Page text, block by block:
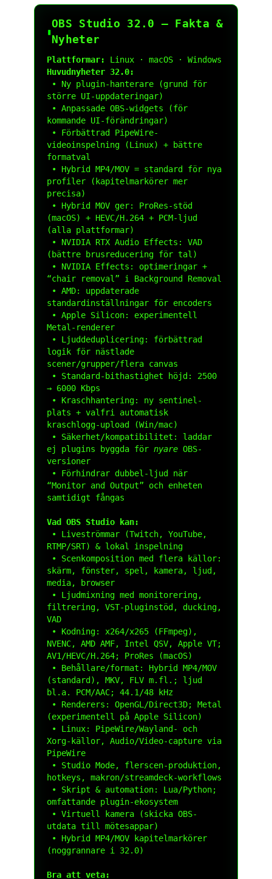
▮
OBS Studio 32.0 — Fakta &
Nyheter
Plattformar:
Huvudnyheter 32.0:
större UI-uppdateringar)
kommande UI-förändringar)
videoinspelning (Linux) + bättre
formatval
profiler (kapitelmarkörer mer
precisa)
(macOS) + HEVC/H.264 + PCM-ljud
(alla plattformar)
(bättre brusreducering för tal)
“chair removal” i Background Removal
standardinställningar för encoders
Metal-renderer
logik för nästlade
scener/grupper/flera canvas
→ 6000 Kbps
plats + valfri automatisk
kraschlogg-upload (Win/mac)
ej plugins byggda för nyare OBS-
versioner
“Monitor and Output” och enheten
samtidigt fångas
Vad OBS Studio kan:
RTMP/SRT) & lokal inspelning
skärm, fönster, spel, kamera, ljud,
media, browser
filtrering, VST-pluginstöd, ducking,
VAD
NVENC, AMD AMF, Intel QSV, Apple VT;
AV1/HEVC/H.264; ProRes (macOS)
(standard), MKV, FLV m.fl.; ljud
bl.a. PCM/AAC; 44.1/48 kHz
(experimentell på Apple Silicon)
Xorg-källor, Audio/Video-capture via
PipeWire
hotkeys, makron/streamdeck-workflows
omfattande plugin-ekosystem
utdata till mötesappar)
(noggrannare i 32.0)
Bra att veta: